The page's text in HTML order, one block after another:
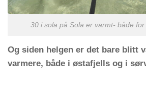
30 i sola på Sola er varmt- både
Og siden helgen er det bare blitt
varmere, både i østafjells og i